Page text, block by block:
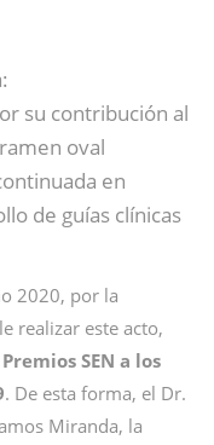
su contribución al
oval
en
de guías clínicas
2020, por la
realizar este acto,
SEN a los
. De esta forma, el Dr.
Miranda, la